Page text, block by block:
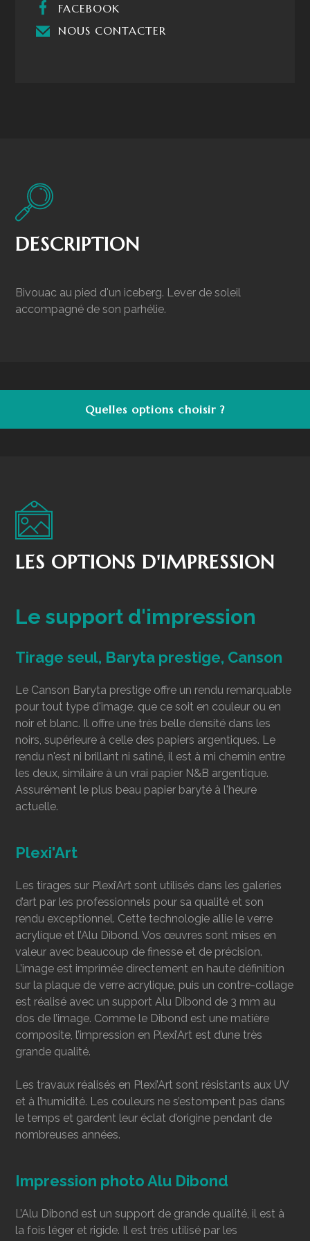
FACEBOOK
NOUS CONTACTER
DESCRIPTION
Bivouac au pied d'un iceberg. Lever de soleil
accompagné de son parhélie.
Quelles options choisir ?
LES OPTIONS D'IMPRESSION
Le support d'impression
Tirage seul, Baryta prestige, Canson
Le Canson Baryta prestige offre un rendu remarquable
pour tout type d'image, que ce soit en couleur ou en
noir et blanc. Il offre une très belle densité dans les
noirs, supérieure à celle des papiers argentiques. Le
rendu n'est ni brillant ni satiné, il est à mi chemin entre
les deux, similaire à un vrai papier N&B argentique.
Assurément le plus beau papier baryté à l'heure
actuelle.
Plexi'Art
Les tirages sur Plexi’Art sont utilisés dans les galeries
d’art par les professionnels pour sa qualité et son
rendu exceptionnel. Cette technologie allie le verre
acrylique et l’Alu Dibond. Vos œuvres sont mises en
valeur avec beaucoup de finesse et de précision.
L’image est imprimée directement en haute définition
sur la plaque de verre acrylique, puis un contre-collage
est réalisé avec un support Alu Dibond de 3 mm au
dos de l’image. Comme le Dibond est une matière
composite, l’impression en Plexi’Art est d’une très
grande qualité.
Les travaux réalisés en Plexi’Art sont résistants aux UV
et à l’humidité. Les couleurs ne s’estompent pas dans
le temps et gardent leur éclat d’origine pendant de
nombreuses années.
Impression photo Alu Dibond
L’Alu Dibond est un support de grande qualité, il est à
la fois léger et rigide. Il est très utilisé par les